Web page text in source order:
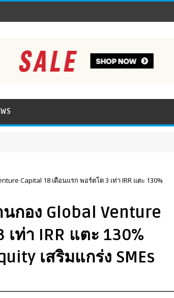
Capital 18 เดือนแรก พอร์ตโต 3 เท่า IRR แตะ 130%
กอง Global Venture
ท่า IRR แตะ 130%
เสริมแกร่ง SMEs